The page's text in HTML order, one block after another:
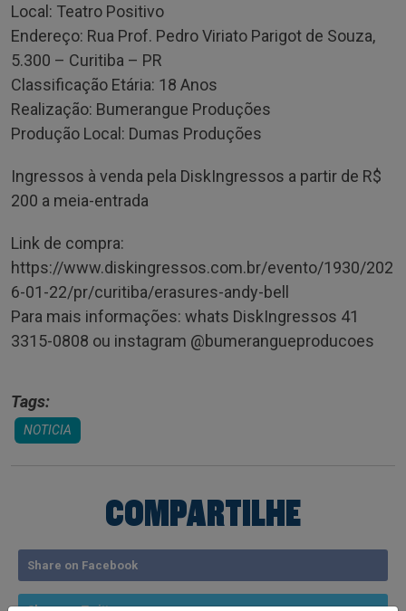
Local: Teatro Positivo
Endereço: Rua Prof. Pedro Viriato Parigot de Souza,
5.300 – Curitiba – PR
Classificação Etária: 18 Anos
Realização: Bumerangue Produções
Produção Local: Dumas Produções
Ingressos à venda pela DiskIngressos a partir de R$
200 a meia-entrada
Link de compra:
https://www.diskingressos.com.br/evento/1930/202
6-01-22/pr/curitiba/erasures-andy-bell
Para mais informações: whats DiskIngressos 41
3315-0808 ou instagram @bumerangueproducoes
Tags:
NOTICIA
COMPARTILHE
Share on Facebook